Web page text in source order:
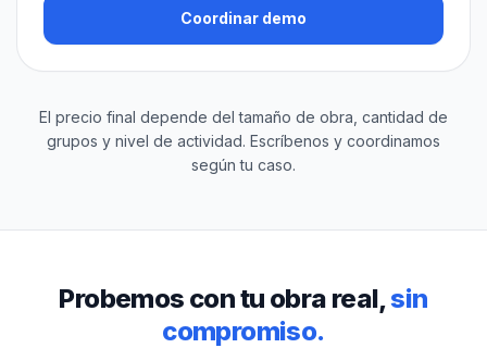
Coordinar demo
El precio final depende del tamaño de obra, cantidad de
grupos y nivel de actividad. Escríbenos y coordinamos
según tu caso.
Probemos con tu obra real,sin
compromiso.